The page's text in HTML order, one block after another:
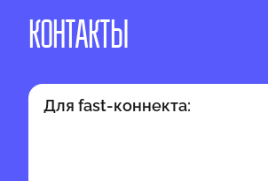
КОНТАКТЫ
Для fast-коннекта: